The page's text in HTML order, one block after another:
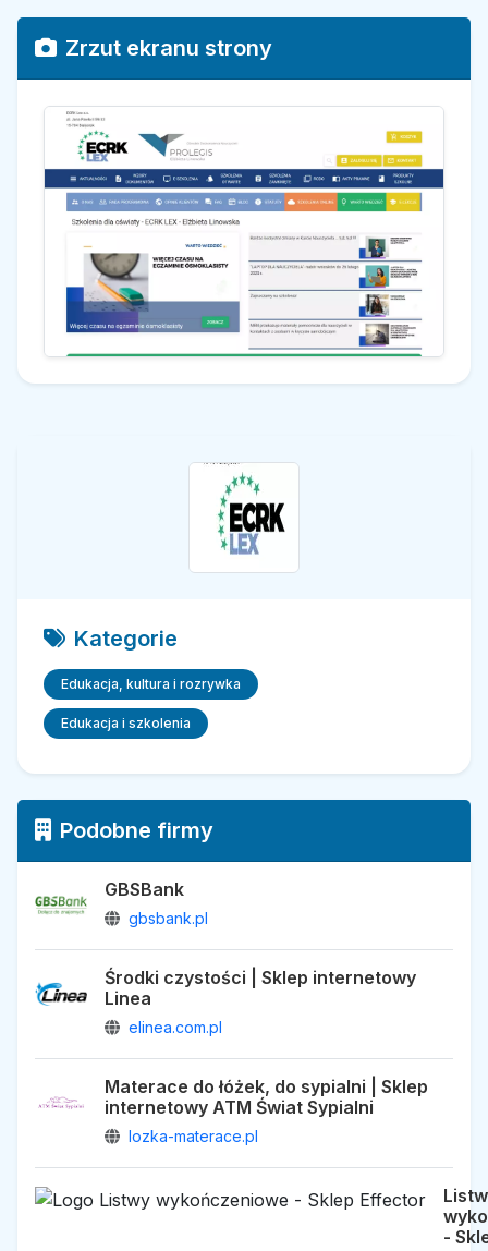
Zrzut ekranu strony
Kategorie
Edukacja, kultura i rozrywka
Edukacja i szkolenia
Podobne firmy
GBSBank
gbsbank.pl
Środki czystości | Sklep internetowy
Linea
elinea.com.pl
Materace do łóżek, do sypialni | Sklep
internetowy ATM Świat Sypialni
lozka-materace.pl
-